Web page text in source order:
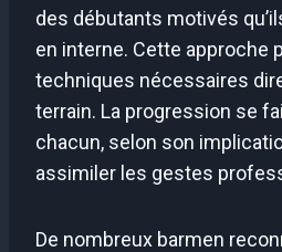
des débutants motivés
en interne. Cette approche
techniques nécessaires
terrain. La progression se
chacun, selon son
assimiler les gestes
De nombreux barmen